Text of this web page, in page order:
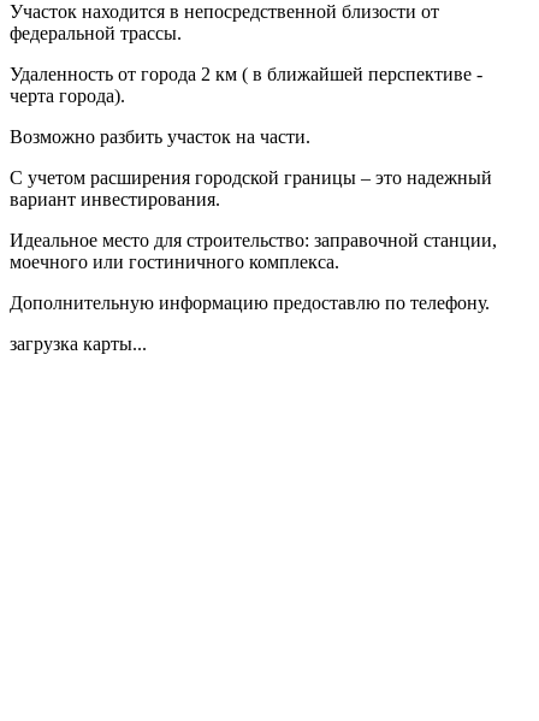
Участок находится в непосредственной близости от
федеральной трассы.
Удаленность от города 2 км ( в ближайшей перспективе -
черта города).
Возможно разбить участок на части.
С учетом расширения городской границы – это надежный
вариант инвестирования.
Идеальное место для строительство: заправочной станции,
моечного или гостиничного комплекса.
Дополнительную информацию предоставлю по телефону.
загрузка карты...